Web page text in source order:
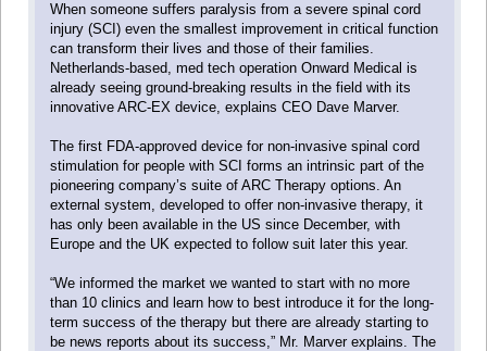
When someone suffers paralysis from a severe spinal cord
injury (SCI) even the smallest improvement in critical function
can transform their lives and those of their families.
Netherlands-based, med tech operation Onward Medical is
already seeing ground-breaking results in the field with its
innovative ARC-EX device, explains CEO Dave Marver.
The first FDA-approved device for non-invasive spinal cord
stimulation for people with SCI forms an intrinsic part of the
pioneering company’s suite of ARC Therapy options. An
external system, developed to offer non-invasive therapy, it
has only been available in the US since December, with
Europe and the UK expected to follow suit later this year.
“We informed the market we wanted to start with no more
than 10 clinics and learn how to best introduce it for the long-
term success of the therapy but there are already starting to
be news reports about its success,” Mr. Marver explains. The